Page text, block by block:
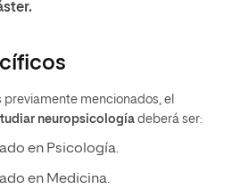
mencionados, el
neuropsicología deberá ser:
en Psicología.
en Medicina.